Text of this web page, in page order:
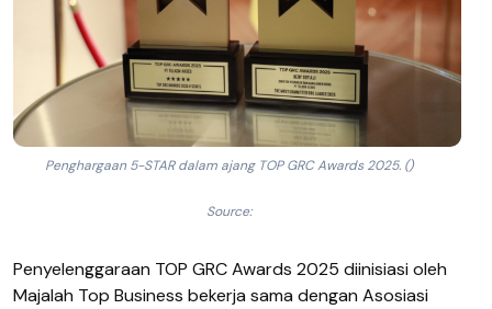
Penghargaan 5-STAR dalam ajang TOP GRC Awards 2025. ()
Source:
Penyelenggaraan TOP GRC Awards 2025 diinisiasi oleh
Majalah Top Business bekerja sama dengan Asosiasi